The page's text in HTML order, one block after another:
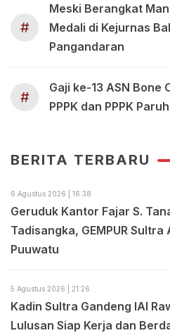
#
Meski Berangkat
Medali di Kejurnas
Pangandaran
#
Gaji ke-13 ASN Bone
PPPK dan PPPK
BERITA TERBARU
6 Agustus 2026 | 16:38
Geruduk Kantor Fajar S.
Tadisangka, GEMPUR
Puuwatu
5 Agustus 2026 | 21:26
Kadin Sultra Gandeng IAI
Lulusan Siap Kerja dan